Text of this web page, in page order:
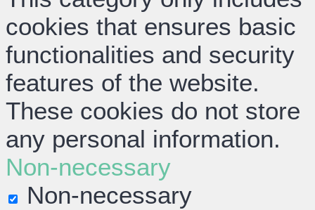
cookies that ensures basic
functionalities and security
features of the website.
These cookies do not store
any personal information.
Non-necessary
Non-necessary